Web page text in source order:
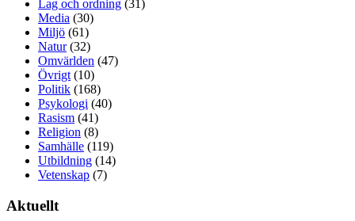
Lag och ordning (31)
Media (30)
Miljö (61)
Natur(32)
Omvärlden (47)
Övrigt (10)
Politik (168)
Psykologi (40)
Rasism (41)
Religion (8)
Samhälle (119)
Utbildning (14)
Vetenskap (7)
Aktuellt